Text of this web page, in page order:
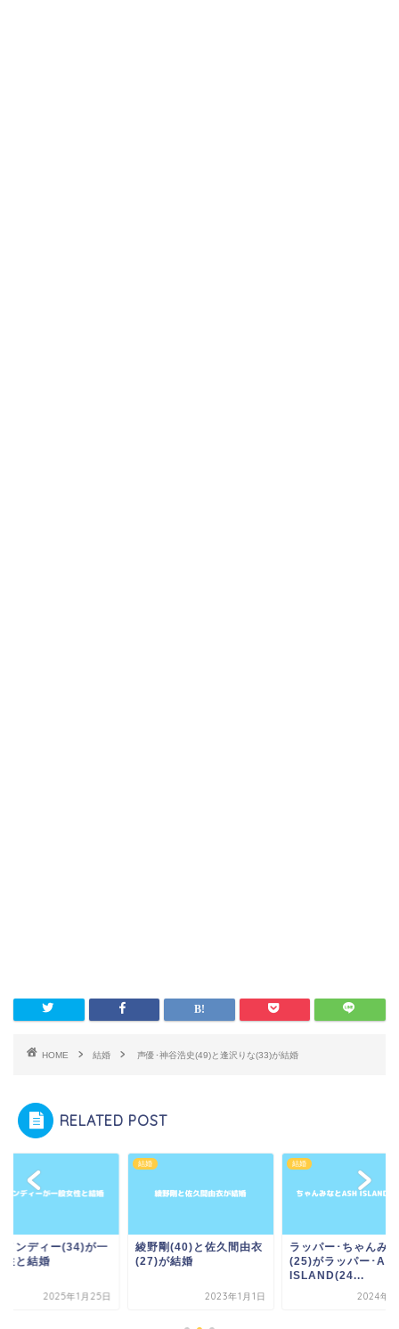
HOME 結婚 声優･神谷浩史(49)と逢沢りな(33)が結婚
RELATED POST
メンディー(34)が一
性と結婚
2025年1月25日
結婚
綾野剛(40)と佐久間由衣
(27)が結婚
2023年1月1日
結婚
ラッパー･ちゃんみな
(25)がラッパー･
ISLAND(24...
2024年7